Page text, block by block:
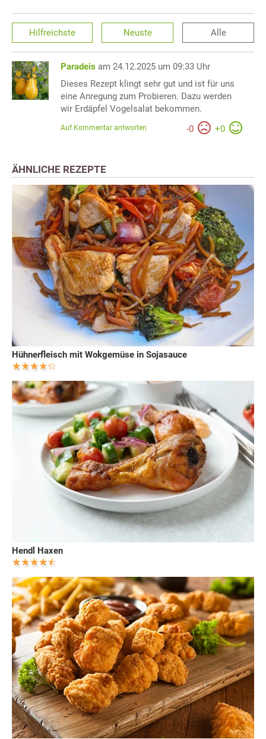
Hilfreichste Neuste Alle
Paradeis am 24.12.2025 um 09:33 Uhr
Dieses Rezept klingt sehr gut und ist für uns
eine Anregung zum Probieren. Dazu werden
wir Erdäpfel Vogelsalat bekommen.
-0 +0
Auf Kommentar antworten
ÄHNLICHE REZEPTE
Hühnerfleisch mit Wokgemüse in Sojasauce
Hendl Haxen